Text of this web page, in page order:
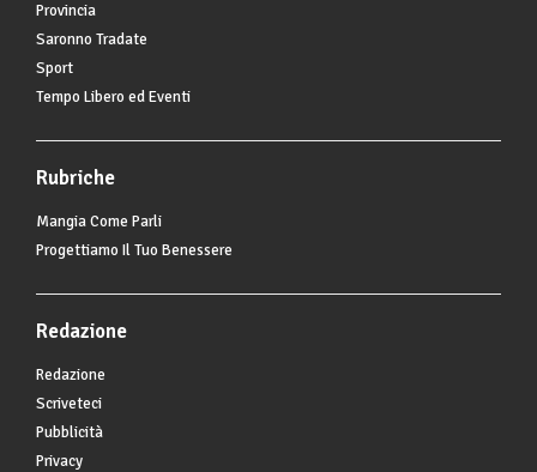
Provincia
Saronno Tradate
Sport
Tempo Libero ed Eventi
Rubriche
Mangia Come Parli
Progettiamo Il Tuo Benessere
Redazione
Redazione
Scriveteci
Pubblicità
Privacy